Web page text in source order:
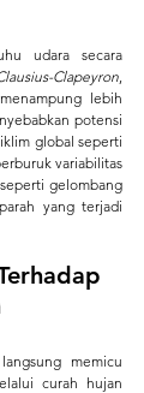
Clapeyron
lebih
potensi
global seperti
variabilitas
gelombang
yang terjadi
curah hujan